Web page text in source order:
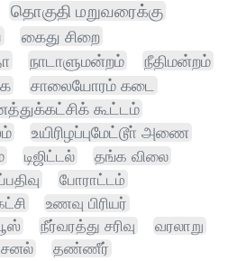
தொகுதி மறுவரைக்கு
கைது சிறை
நாடாளுமன்றம்
நீதிமன்றம்
சாலையோரம் கடை
கூட்டம்
உயிரிழப்புமேட்டூா் அணை
டிஜிட்டல்
தங்க விலை
போராட்டம்
உணவு பிரியர்
நீர்வரத்து சரிவு
வரலாறு
தண்ணீர்